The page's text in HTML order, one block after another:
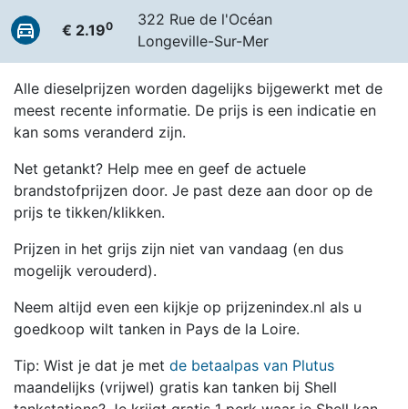
€ 2.190
322 Rue de l'Océan
Longeville-Sur-Mer
Alle dieselprijzen worden dagelijks bijgewerkt met de
meest recente informatie. De prijs is een indicatie en
kan soms veranderd zijn.
Net getankt? Help mee en geef de actuele
brandstofprijzen door. Je past deze aan door op de
prijs te tikken/klikken.
Prijzen in het grijs zijn niet van vandaag (en dus
mogelijk verouderd).
Neem altijd even een kijkje op prijzenindex.nl als u
goedkoop wilt tanken in Pays de la Loire.
Tip: Wist je dat je met de betaalpas van Plutus
maandelijks (vrijwel) gratis kan tanken bij Shell